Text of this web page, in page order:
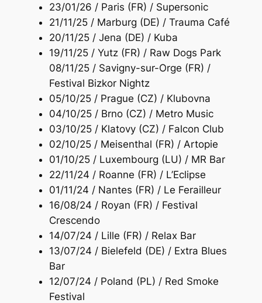
23/01/26 / Paris (FR) / Supersonic
21/11/25 / Marburg (DE) / Trauma Café
20/11/25 / Jena (DE) / Kuba
19/11/25 / Yutz (FR) / Raw Dogs Park
08/11/25 / Savigny-sur-Orge (FR) /
Festival Bizkor Nightz
05/10/25 / Prague (CZ) / Klubovna
04/10/25 / Brno (CZ) / Metro Music
03/10/25 / Klatovy (CZ) / Falcon Club
02/10/25 / Meisenthal (FR) / Artopie
01/10/25 / Luxembourg (LU) / MR Bar
22/11/24 / Roanne (FR) / L’Eclipse
01/11/24 / Nantes (FR) / Le Ferailleur
16/08/24 / Royan (FR) / Festival
Crescendo
14/07/24 / Lille (FR) / Relax Bar
13/07/24 / Bielefeld (DE) / Extra Blues
Bar
12/07/24 / Poland (PL) / Red Smoke
Festival